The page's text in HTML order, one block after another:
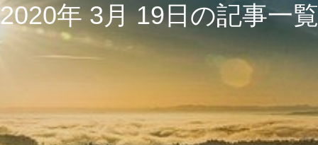
2020年 3月 19日の記事一覧